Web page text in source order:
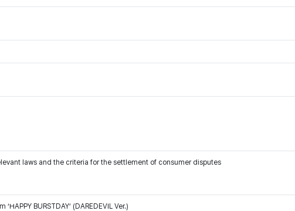
laws and the criteria for the settlement of consumer disputes
‘HAPPY BURSTDAY’ (DAREDEVIL Ver.)